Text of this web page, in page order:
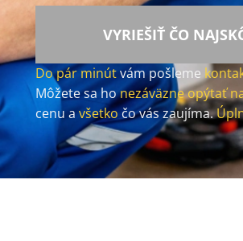
VYRIEŠIŤ ČO
Do pár minútvám pošleme
Môžete sa honezáväzne opýtať
cenu avšetkočo vás zaujíma.